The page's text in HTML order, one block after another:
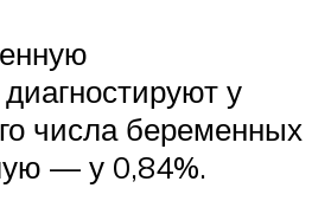
у
числа беременных
— у 0,84%.